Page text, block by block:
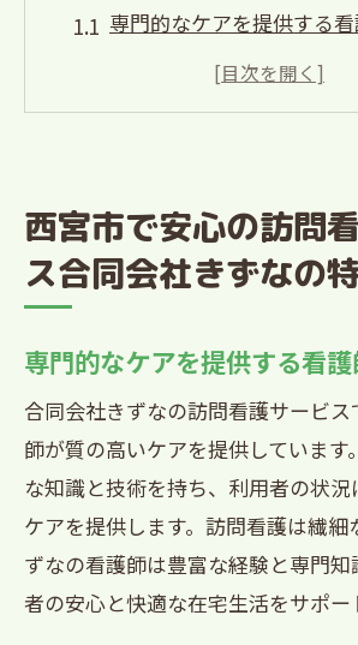
専門的なケアを提供する
24時間対応の柔軟なサービ
地域密着型のサポート体制
充実したサポート体制と
訪問看護サービスの費用と
市の合同会社きずな
高齢者の健康維持と生活
在宅医療の需要と供給バ
地域社会での高齢者支援
合同会社きずなの役割と
他の医療機関との連携と
家族支援の重要性とその方法
西宮市で安心の訪問
ス合同会社きずなの
専門的なケアを提供する看
合同会社きずなの訪問看護サービ
師が質の高いケアを提供しています
な知識と技術を持ち、利用者の状
ケアを提供します。訪問看護は繊細
ずなの看護師は豊富な経験と専門
者の安心と快適な在宅生活をサポー